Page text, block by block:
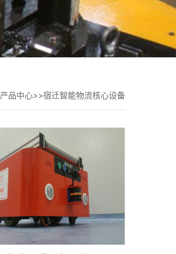
产品中心>>宿迁智能物流核心设备